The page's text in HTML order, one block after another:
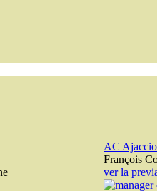
AC Ajaccio
François
ver la